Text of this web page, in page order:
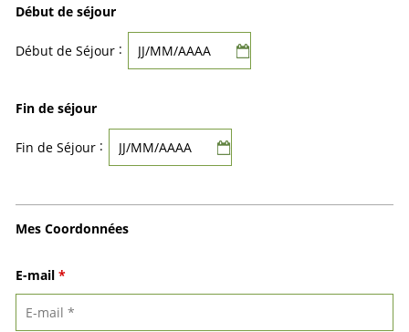
Début de séjour
Début de Séjour :
Fin de séjour
Fin de Séjour :
Mes Coordonnées
E-mail *